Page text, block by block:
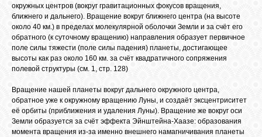
окружных центров (вокруг гравитационных фокусов вращения,
ближнего и дальнего). Вращение вокруг ближнего центра (на высоте
около 40 км.) в пределах молекулярной оболочки Земли и за счёт его
обратного (к суточному вращению) направления образует первичное
поле силы тяжести (поле силы падения) планеты, достигающее
высоты как раз около 160 км. за счёт квадратичного сопряжения
полевой структуры (см. 1, стр. 128)
Вращение нашей планеты вокруг дальнего окружного центра,
обратное уже к окружному вращению Луны, и создаёт эксцентриситет
её орбиты (приближения и удаления Луны). Вращение же вокруг оси
Земли образуется за счёт эффекта Эйнштейна-Хаазе: образования
момента вращения из-за именно внешнего намагничивания планеты